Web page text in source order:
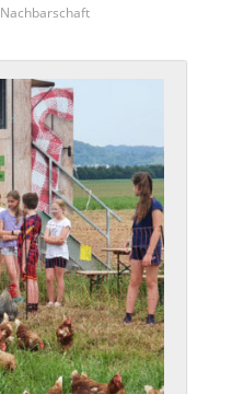
Nachbarschaft